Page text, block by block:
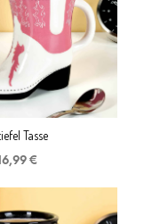
Tasse
16,99 €
ist: